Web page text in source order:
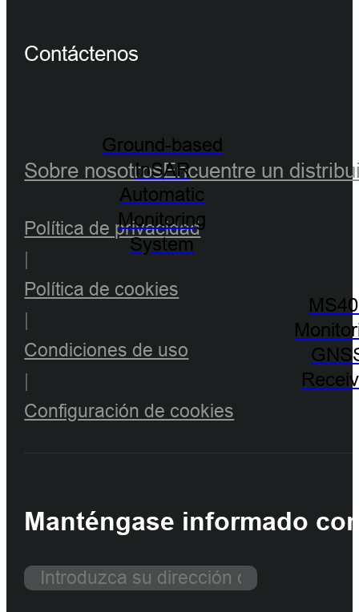
Ground-based
InSAR
Automatic
Monitoring
System
Contáctenos
Sobre nosotrosEncuentre un
Política de privacidad
|
Política de cookies
|
Condiciones de uso
|
Configuración de cookies
Manténgase informado